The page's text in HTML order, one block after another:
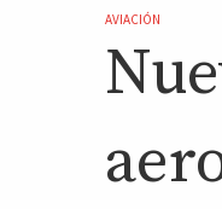
AVIACIÓN